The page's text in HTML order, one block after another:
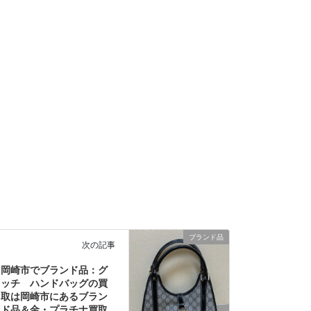
ブランド品
次の記事
岡崎市でブランド品：グ
ッチ ハンドバッグの買
取は岡崎市にあるブラン